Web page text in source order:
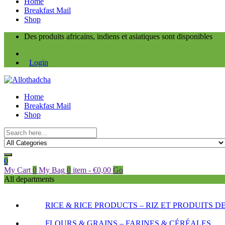
Breakfast Mail
Shop
Des produits africains, indiens et asiatiques sont disponibles
Login
Home
Breakfast Mail
Shop
0
My Cart 0 My Bag 0 item - €0,00 Go
All departments
RICE & RICE PRODUCTS – RIZ ET PRODUITS
FLOURS & GRAINS – FARINES & CÉRÉALES